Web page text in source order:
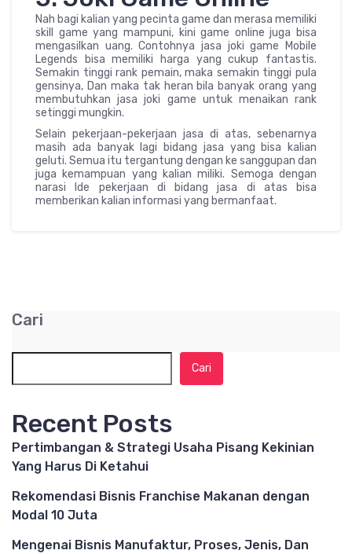
Nah bagi kalian yang pecinta game dan merasa memiliki
skill game yang mampuni, kini game online juga bisa
mengasilkan uang. Contohnya jasa joki game Mobile
Legends bisa memiliki harga yang cukup fantastis.
Semakin tinggi rank pemain, maka semakin tinggi pula
gensinya, Dan maka tak heran bila banyak orang yang
membutuhkan jasa joki game untuk menaikan rank
setinggi mungkin.
Selain pekerjaan-pekerjaan jasa di atas, sebenarnya
masih ada banyak lagi bidang jasa yang bisa kalian
geluti. Semua itu tergantung dengan ke sanggupan dan
juga kemampuan yang kalian miliki. Semoga dengan
narasi Ide pekerjaan di bidang jasa di atas bisa
memberikan kalian informasi yang bermanfaat.
Cari
Cari
Recent Posts
Pertimbangan & Strategi Usaha Pisang Kekinian
Yang Harus Di Ketahui
Rekomendasi Bisnis Franchise Makanan dengan
Modal 10 Juta
Mengenai Bisnis Manufaktur, Proses, Jenis, Dan